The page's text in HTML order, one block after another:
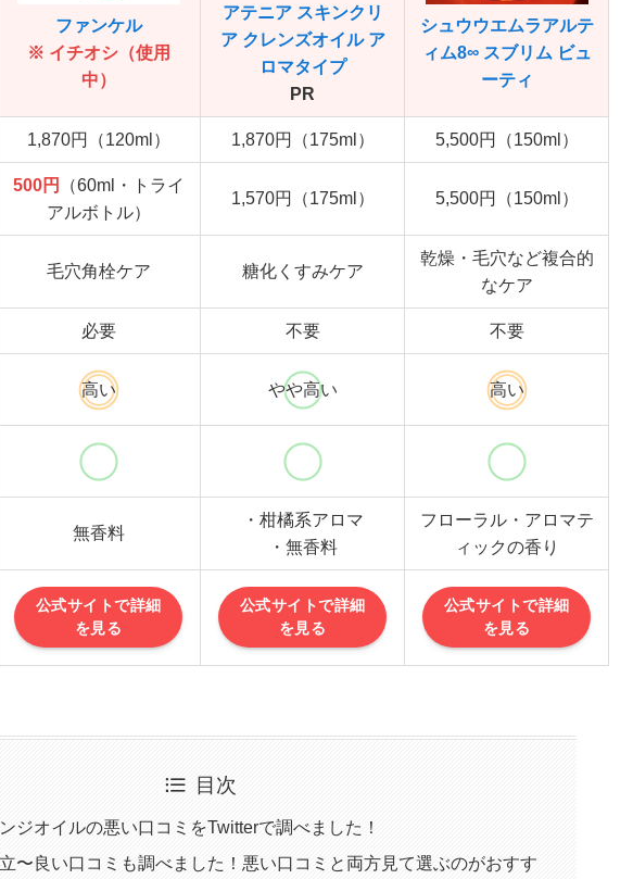
ファンケル
※ イチオシ（使用
中）
アテニア スキンクリ
ア クレンズオイル ア
ロマタイプ
PR
シュウウエムラアルテ
ィム8∞ スブリム ビュ
ーティ
1,870円（120ml） 1,870円（175ml） 5,500円（150ml）
500円
（60ml・トライ
アルボトル）
1,570円（175ml） 5,500円（150ml）
毛穴角栓ケア 糖化くすみケア
乾燥・毛穴など複合的
なケア
必要 不要 不要
高い やや高い 高い
無香料
・柑橘系アロマ
・無香料
フローラル・アロマテ
ィックの香り
公式サイトで詳細
を見る
公式サイトで詳細
を見る
公式サイトで詳細
を見る
目次
ジオイルの悪い口コミをTwitterで調べました！
〜良い口コミも調べました！悪い口コミと両方見て選ぶのがおすす